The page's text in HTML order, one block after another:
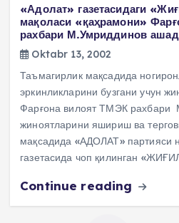
«Адолат» газетасидаги
мақоласи «қаҳрамони»
рахбари М.Умриддинов
Oktabr 13, 2002
Таъмагирлик мақсадида
эркинликларини бузгани учун
Фарғона вилоят ТМЭК рахбари
жиноятларини яшириш ва
мақсадида «АДОЛАТ»
газетасида чоп қилинган
Continue reading